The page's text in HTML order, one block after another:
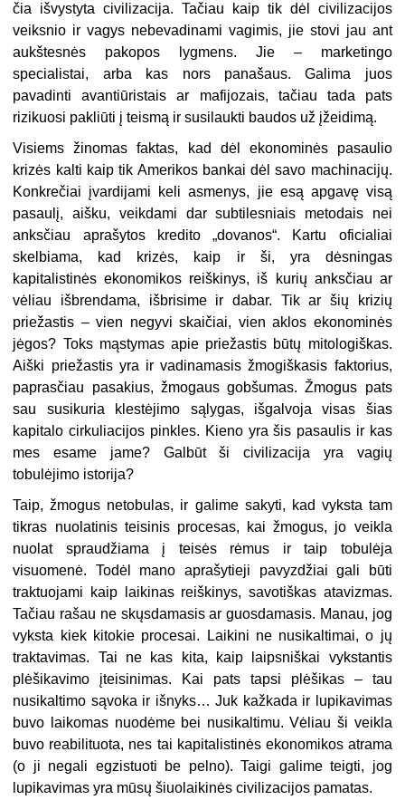
čia išvystyta civilizacija. Tačiau kaip tik dėl civilizacijos
veiksnio ir vagys nebevadinami vagimis, jie stovi jau ant
aukštesnės pakopos lygmens. Jie – marketingo
specialistai, arba kas nors panašaus. Galima juos
pavadinti avantiūristais ar mafijozais, tačiau tada pats
rizikuosi pakliūti į teismą ir susilaukti baudos už įžeidimą.
Visiems žinomas faktas, kad dėl ekonominės pasaulio
krizės kalti kaip tik Amerikos bankai dėl savo machinacijų.
Konkrečiai įvardijami keli asmenys, jie esą apgavę visą
pasaulį, aišku, veikdami dar subtilesniais metodais nei
anksčiau aprašytos kredito „dovanos“. Kartu oficialiai
skelbiama, kad krizės, kaip ir ši, yra dėsningas
kapitalistinės ekonomikos reiškinys, iš kurių anksčiau ar
vėliau išbrendama, išbrisime ir dabar. Tik ar šių krizių
priežastis – vien negyvi skaičiai, vien aklos ekonominės
jėgos? Toks mąstymas apie priežastis būtų mitologiškas.
Aiški priežastis yra ir vadinamasis žmogiškasis faktorius,
paprasčiau pasakius, žmogaus gobšumas. Žmogus pats
sau susikuria klestėjimo sąlygas, išgalvoja visas šias
kapitalo cirkuliacijos pinkles. Kieno yra šis pasaulis ir kas
mes esame jame? Galbūt ši civilizacija yra vagių
tobulėjimo istorija?
Taip, žmogus netobulas, ir galime sakyti, kad vyksta tam
tikras nuolatinis teisinis procesas, kai žmogus, jo veikla
nuolat spraudžiama į teisės rėmus ir taip tobulėja
visuomenė. Todėl mano aprašytieji pavyzdžiai gali būti
traktuojami kaip laikinas reiškinys, savotiškas atavizmas.
Tačiau rašau ne skųsdamasis ar guosdamasis. Manau, jog
vyksta kiek kitokie procesai. Laikini ne nusikaltimai, o jų
traktavimas. Tai ne kas kita, kaip laipsniškai vykstantis
plėšikavimo įteisinimas. Kai pats tapsi plėšikas – tau
nusikaltimo sąvoka ir išnyks… Juk kažkada ir lupikavimas
buvo laikomas nuodėme bei nusikaltimu. Vėliau ši veikla
buvo reabilituota, nes tai kapitalistinės ekonomikos atrama
(o ji negali egzistuoti be pelno). Taigi galime teigti, jog
lupikavimas yra mūsų šiuolaikinės civilizacijos pamatas.